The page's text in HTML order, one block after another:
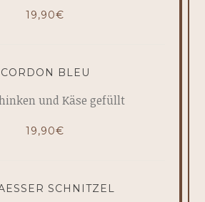
19,90€
CORDON BLEU
und Käse gefüllt
19,90€
SCHNITZEL